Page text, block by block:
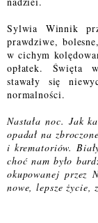
Sylwia Winnik
prawdziwe,
w cichym
opłatek. Święta
stawały się
normalności.
Nastała noc. Jak
opadał na
i krematoriów.
choć nam było
okupowanej przez
nowe, lepsze życie,